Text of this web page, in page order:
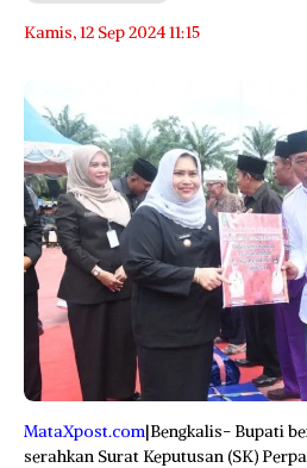
Kamis, 12 Sep 2024 11:15
MataXpost.com|Bengkalis- Bupati
serahkan Surat Keputusan (SK)